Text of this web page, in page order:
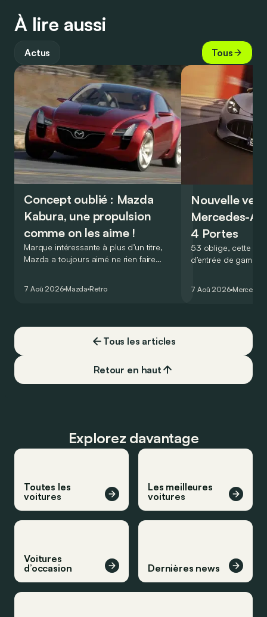
À lire aussi
Actus Tous
Concept oublié : Mazda
Kabura, une propulsion
comme on les aime !
Marque intéressante à plus d’un titre,
Mazda a toujours aimé ne rien faire
de la plus belle des manières…
7 Aoû 2026 Mazda Retro
Nouvelle
Mercedes-
4 Portes
53 oblige, cette
d’entrée de
moins…
7 Aoû 2026 Mercedes
Tous les articles
Retour en haut
Explorez davantage
Toutes les
voitures
Les meilleures
voitures
Voitures
d’occasion
Dernières news